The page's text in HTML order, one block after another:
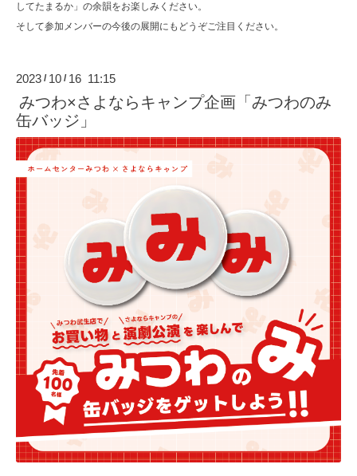
してたまるか」の余韻をお楽しみください。
そして参加メンバーの今後の展開にもどうぞご注目ください。
2023 / 10 / 16 11:15
みつわ×さよならキャンプ企画「みつわのみ
缶バッジ」